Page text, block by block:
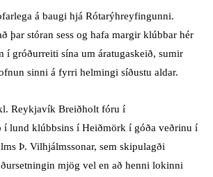
á baugi hjá Rótarýhreyfingunni.
þar stóran sess og hafa margir klúbbar hér
í gróðurreiti sína um áratugaskeið, sumir
sinni á fyrri helmingi síðustu aldar.
Reykjavík Breiðholt fóru í
í lund klúbbsins í Heiðmörk í góða veðrinu í
Þ. Vilhjálmssonar, sem skipulagði
mjög vel en að henni lokinni